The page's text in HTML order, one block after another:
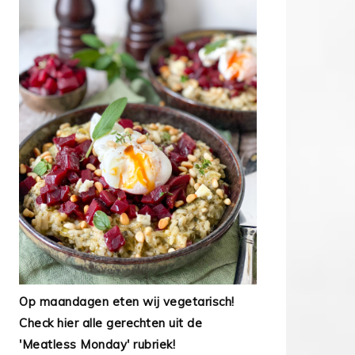
Op maandagen eten wij vegetarisch!
Check hier alle gerechten uit de
'Meatless Monday' rubriek!